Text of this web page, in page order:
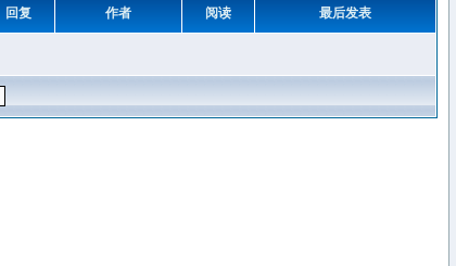
回复 作者 阅读 最后发表